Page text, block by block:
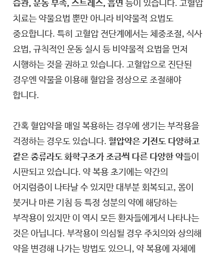
습관, 운동 부족, 스트레스, 흡연등이 있습니다. 고혈압
치료는 약물요법 뿐만 아니라 비약물적 요법도
중요합니다. 특히 고혈압 전단계에서는 체중조절, 식사
요법, 규칙적인 운동 실시 등 비약물적 요법을 먼저
시행하는 것을 권하고 있습니다. 고혈압으로 진단된
경우엔 약물을 이용해 혈압을 정상으로 조절해야
합니다.
간혹 혈압약을 매일 복용하는 경우에 생기는 부작용을
걱정하는 경우도 있습니다.혈압약은 기전도 다양하고
같은 종류라도 화학구조가 조금씩 다른 다양한 약들이
시판되고 있습니다. 약 복용 초기에는 약간의
어지럼증이 나타날 수 있지만 대부분 회복되고, 몸이
붓거나 마른 기침 등 특정 성분의 약에 해당하는
부작용이 있지만 이 역시 모든 환자들에게서 나타나는
것은 아닙니다. 부작용이 의심될 경우 주치의와 상의해
약을 변경해 나가는 방법도 있으니, 약 복용에 자체에